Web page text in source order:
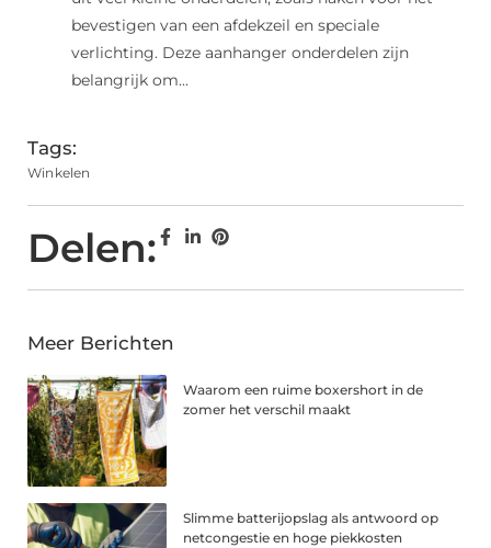
bevestigen van een afdekzeil en speciale
verlichting. Deze aanhanger onderdelen zijn
belangrijk om...
Tags:
Winkelen
Delen:
Meer Berichten
Waarom een ruime boxershort in de
zomer het verschil maakt
Slimme batterijopslag als antwoord op
netcongestie en hoge piekkosten